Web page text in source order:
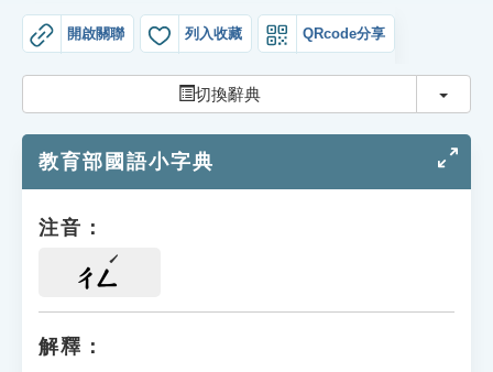
教學應用
貓頭鷹博士
開啟關聯 列入收藏 QRcode分享
切換辭典 切換
教育部國語小字典
注音：
ㄔㄥ
解釋：